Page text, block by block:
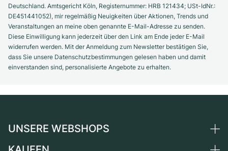
Deutschland. Amtsgericht Köln, Registernummer: HRB 121434; USt-IdNr.:
DE451441052), mir regelmäßig Neuigkeiten über Aktionen, Trends und
Veranstaltungen an meine oben genannte E-Mail-Adresse zu senden.
Diese Einwilligung kann jederzeit über den Link am Ende jeder E-Mail
widerrufen werden. Mit der Anmeldung zum Newsletter bestätigen Sie,
dass Sie unsere Datenschutzbestimmungen gelesen haben und damit
einverstanden sind, personalisierte Angebote zu erhalten.
UNSERE WEBSHOPS
Deutschland